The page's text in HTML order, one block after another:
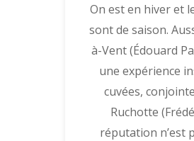
On est en hiver et
sont de saison.
à-Vent (Édouard
une expérience
cuvées,
Ruchotte
réputation n’est